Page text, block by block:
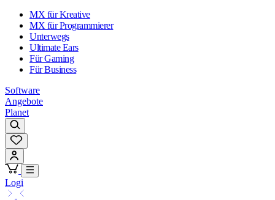
MX für Kreative
MX für Programmierer
Unterwegs
Ultimate Ears
Für Gaming
Für Business
Software
Angebote
Planet
Logi